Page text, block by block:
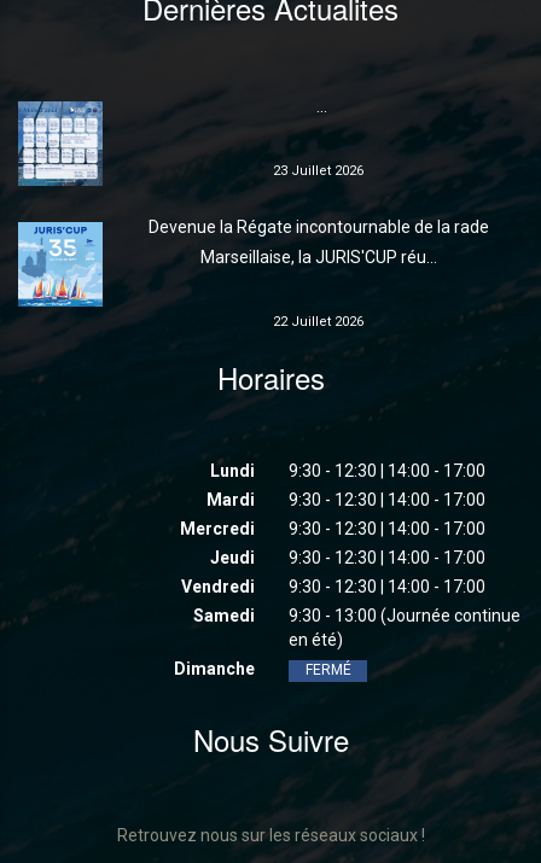
23 Juillet 2026
Devenue la Régate incontournable de la rade
Marseillaise, la JURIS'CUP réu...
22 Juillet 2026
Horaires
Lundi
9:30 - 12:30 | 14:00 - 17:00
Mardi
9:30 - 12:30 | 14:00 - 17:00
Mercredi
9:30 - 12:30 | 14:00 - 17:00
Jeudi
9:30 - 12:30 | 14:00 - 17:00
Vendredi
9:30 - 12:30 | 14:00 - 17:00
Samedi
9:30 - 13:00 (Journée continue
en été)
Dimanche
FERMÉ
Nous Suivre
Retrouvez nous sur les réseaux sociaux !